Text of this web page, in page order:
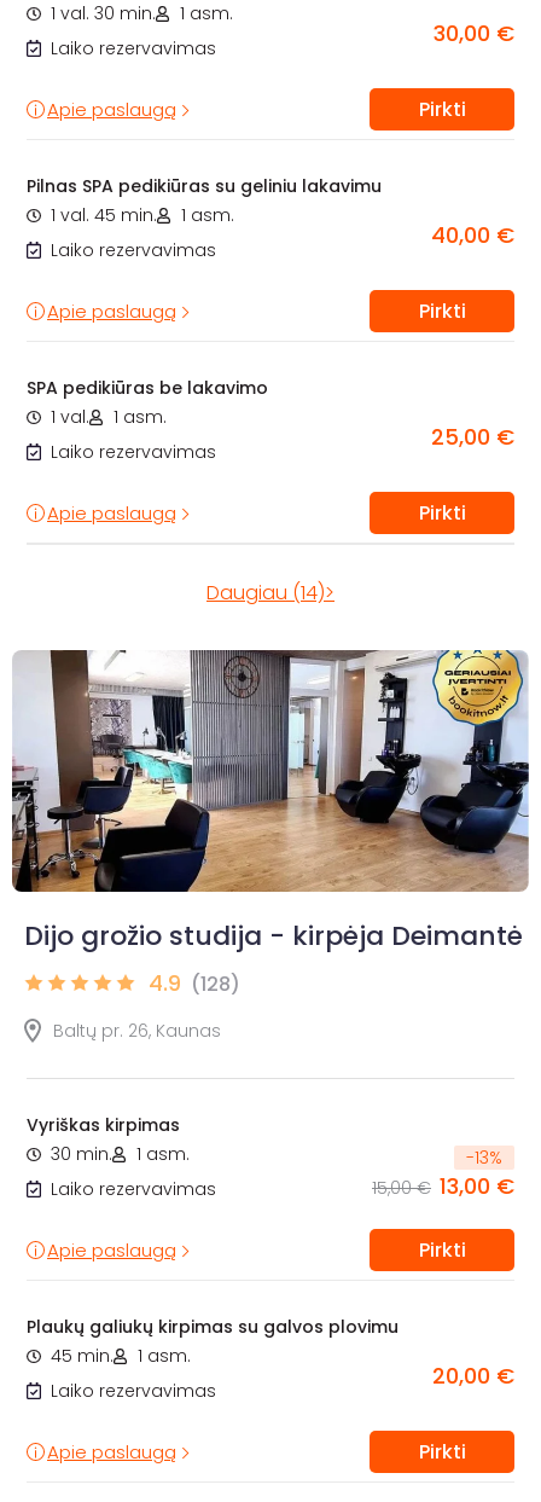
1 val. 30 min.
1 asm.
Laiko rezervavimas
30,00 €
Apie paslaugą Pirkti
Pilnas SPA pedikiūras su geliniu lakavimu
1 val. 45 min.
1 asm.
Laiko rezervavimas
40,00 €
Apie paslaugą Pirkti
SPA pedikiūras be lakavimo
1 val.
1 asm.
Laiko rezervavimas
25,00 €
Apie paslaugą Pirkti
Daugiau (14)>
Dijo grožio studija - kirpėja Deimantė
4.9 (128)
Baltų pr. 26, Kaunas
Vyriškas kirpimas
30 min.
1 asm.
Laiko rezervavimas
-13%
15,00 € 13,00 €
Apie paslaugą Pirkti
Plaukų galiukų kirpimas su galvos plovimu
45 min.
1 asm.
Laiko rezervavimas
20,00 €
Apie paslaugą Pirkti